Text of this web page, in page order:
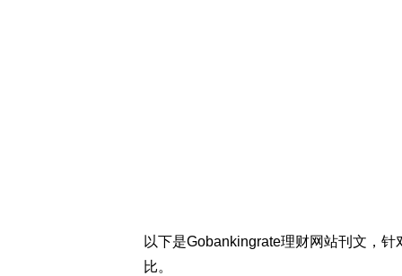
以下是Gobankingrate理财网站刊文，
比。